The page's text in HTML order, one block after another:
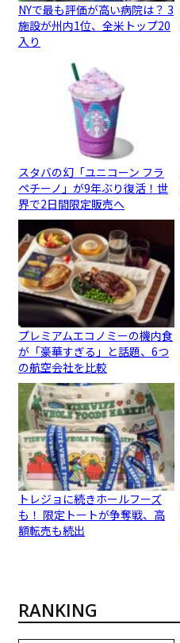
NYで最も評価が高い病院は？ 3
施設が州内1位、全米トップ20
入り
スタバの幻「ユニコーン フラ
ペチーノ」が9年ぶり復活！世
界で2日間限定販売へ
プレミアムエコノミーの機内食
が「豪華すぎる」と話題、6つ
の航空会社を比較
トレジョに続きホールフーズ
も！ 限定トートが争奪戦、高
額転売も続出
RANKING